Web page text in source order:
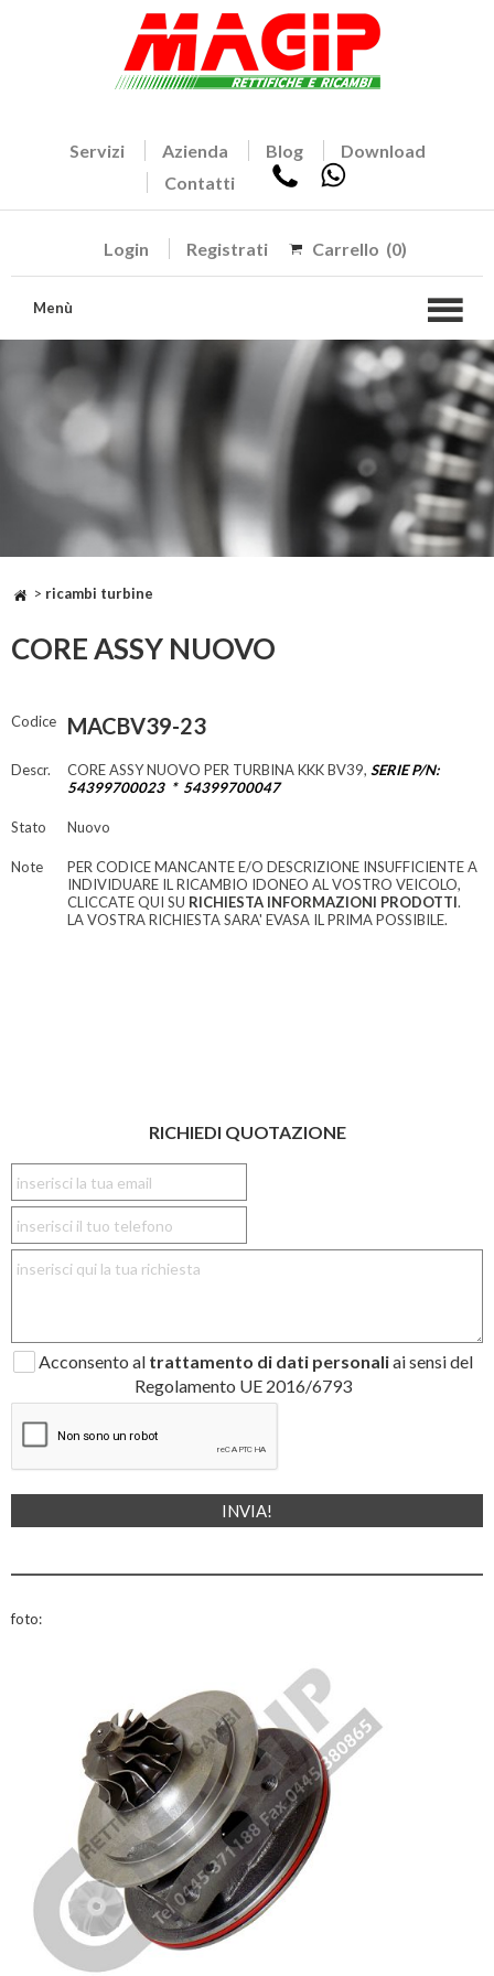
Servizi Azienda Blog
Download
Contatti
Login Registrati Carrello (0)
Menù
> ricambi turbine
CORE ASSY NUOVO
Codice MACBV39-23
Descr. CORE ASSY NUOVO PER TURBINA KKK BV39, SERIE P/N:
54399700023 * 54399700047
Stato Nuovo
Note
PER CODICE MANCANTE E/O DESCRIZIONE INSUFFICIENTE A
INDIVIDUARE IL RICAMBIO IDONEO AL VOSTRO VEICOLO,
CLICCATE QUI SU RICHIESTA INFORMAZIONI PRODOTTI.
LA VOSTRA RICHIESTA SARA' EVASA IL PRIMA POSSIBILE.
RICHIEDI QUOTAZIONE
Acconsento al trattamento di dati personaliai sensi del
Regolamento UE 2016/6793
foto: